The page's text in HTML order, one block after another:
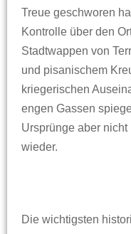
Treue geschworen
Kontrolle über den
Stadtwappen von
und pisanischem
kriegerischen
engen Gassen
Ursprünge aber
wieder.
Die wichtigsten